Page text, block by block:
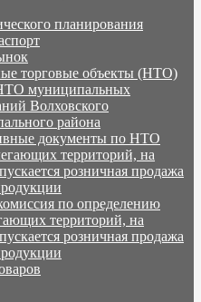
планирования
торговые объекты (НТО)
муниципальных
Волховского
района
документы по НТО
территорий, на
розничная продажа
по определению
территорий, на
розничная продажа